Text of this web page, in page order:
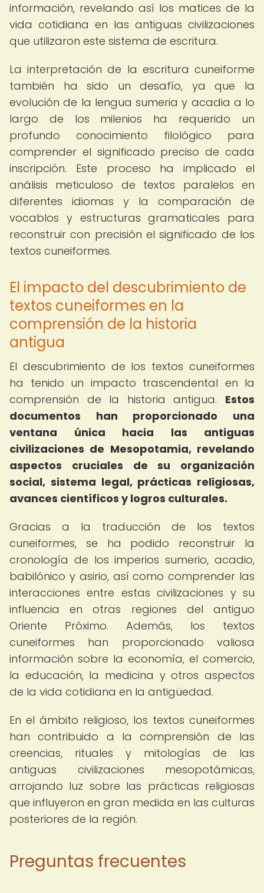
información, revelando así los matices de la
vida cotidiana en las antiguas civilizaciones
que utilizaron este sistema de escritura.
La interpretación de la escritura cuneiforme
también ha sido un desafío, ya que la
evolución de la lengua sumeria y acadia a lo
largo de los milenios ha requerido un
profundo conocimiento filológico para
comprender el significado preciso de cada
inscripción. Este proceso ha implicado el
análisis meticuloso de textos paralelos en
diferentes idiomas y la comparación de
vocablos y estructuras gramaticales para
reconstruir con precisión el significado de los
textos cuneiformes.
El impacto del descubrimiento de
textos cuneiformes en la
comprensión de la historia
antigua
El descubrimiento de los textos cuneiformes
ha tenido un impacto trascendental en la
comprensión de la historia antigua. Estos
documentos han proporcionado una
ventana única hacia las antiguas
civilizaciones de Mesopotamia, revelando
aspectos cruciales de su organización
social, sistema legal, prácticas religiosas,
avances científicos y logros culturales.
Gracias a la traducción de los textos
cuneiformes, se ha podido reconstruir la
cronología de los imperios sumerio, acadio,
babilónico y asirio, así como comprender las
interacciones entre estas civilizaciones y su
influencia en otras regiones del antiguo
Oriente Próximo. Además, los textos
cuneiformes han proporcionado valiosa
información sobre la economía, el comercio,
la educación, la medicina y otros aspectos
de la vida cotidiana en la antigüedad.
En el ámbito religioso, los textos cuneiformes
han contribuido a la comprensión de las
creencias, rituales y mitologías de las
antiguas civilizaciones mesopotámicas,
arrojando luz sobre las prácticas religiosas
que influyeron en gran medida en las culturas
posteriores de la región.
Preguntas frecuentes